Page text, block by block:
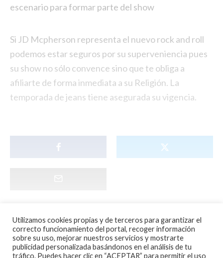
escenario para formar parte del show
Si JD Mcpherson representa el nuevo rock and roll
podemos estar seguros por su superveniencia pues
su show no sólo convence sino que te obliga a
afiliarte de forma inmediata a su Religión. La
temporada de jeans tiene asegurada su vigencia.
Utilizamos cookies propias y de terceros para garantizar el
correcto funcionamiento del portal, recoger información
sobre su uso, mejorar nuestros servicios y mostrarte
publicidad personalizada basándonos en el análisis de tu
tráfico. Puedes hacer clic en “ACEPTAR” para permitir el uso